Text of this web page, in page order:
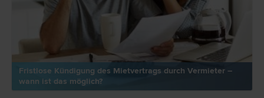
Fristlose Kündigung des Mietvertrags durch Vermieter –
wann ist das möglich?